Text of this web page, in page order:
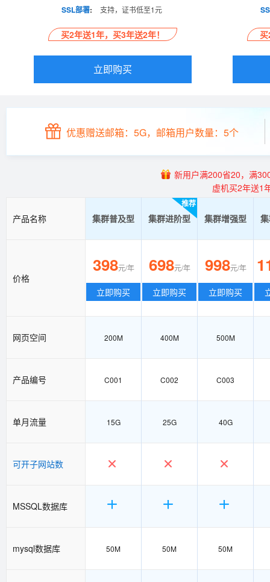
SSL部署: 支持，证书低至1元
买2年送1年，买3年送2年！
立即购买
优惠赠送邮箱：5G，邮箱用户数量：5个
新用户满200省20，满
虚机买2年送1
产品名称 集群普及型
推荐
集群进阶型 集群增强型
价格
398元/年
立即购买
698元/年
立即购买
998元/年
立即购买
网页空间 200M 400M 500M
产品编号 C001 C002 C003
单月流量 15G 25G 40G
可开子网站数
MSSQL数据库
mysql数据库 50M 50M 50M